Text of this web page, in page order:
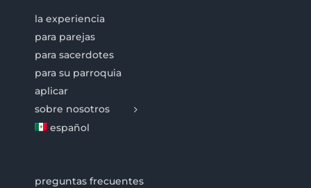
la experiencia
para parejas
para sacerdotes
para su parroquia
aplicar
sobre nosotros
español
preguntas frecuentes